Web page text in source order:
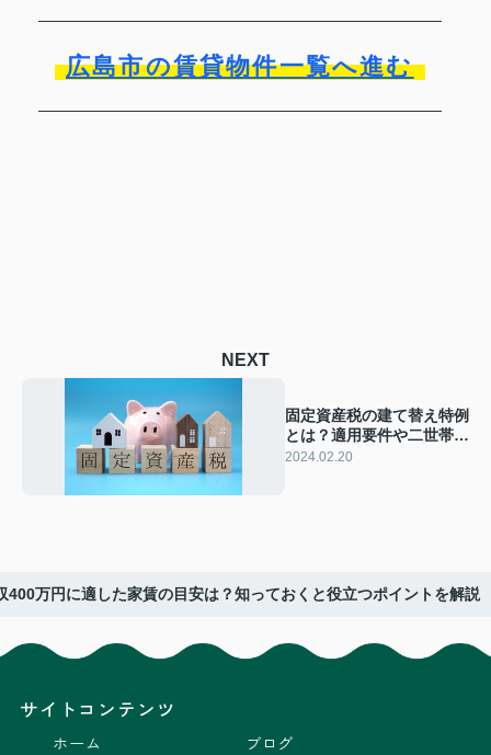
広島市の賃貸物件一覧へ進む
NEXT
固定資産税の建て替え特例
とは？適用要件や二世帯住
宅についても解説
2024.02.20
400万円に適した家賃の目安は？知っておくと役立つポイントを解説
サイトコンテンツ
ホーム
ブログ